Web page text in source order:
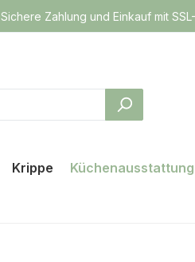
Sichere Zahlung und Einkauf mit
Krippe Küchenausstattung